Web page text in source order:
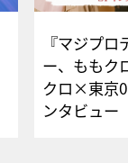
『マジプロ
ー、ももク
クロ×東京
ンタビュー